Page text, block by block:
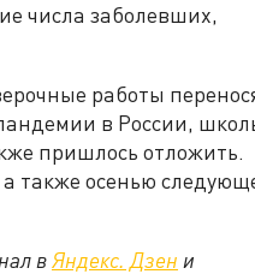
числа заболевших,
работы
в России,
пришлось отложить.
также осенью
вЯндекс. Дзен и